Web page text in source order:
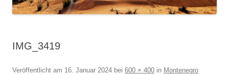
IMG_3419
Veröffentlicht am 16. Januar 2024 bei 600 × 400 in Montenegro